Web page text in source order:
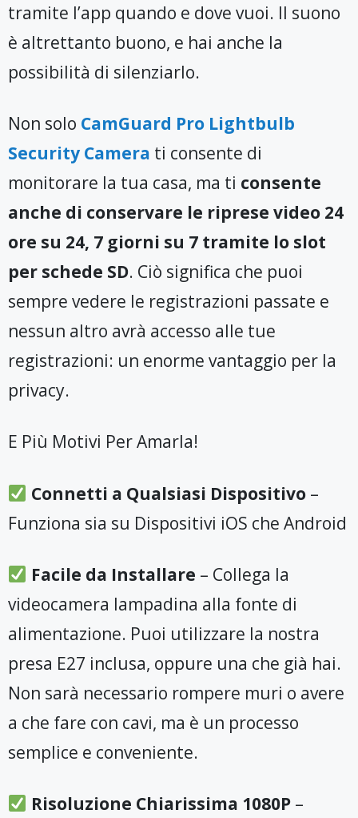
tramite l’app quando e dove vuoi. Il suono
è altrettanto buono, e hai anche la
possibilità di silenziarlo.
Non solo CamGuard Pro Lightbulb
Security Camera ti consente di
monitorare la tua casa, ma ti consente
anche di conservare le riprese video 24
ore su 24, 7 giorni su 7 tramite lo slot
per schede SD. Ciò significa che puoi
sempre vedere le registrazioni passate e
nessun altro avrà accesso alle tue
registrazioni: un enorme vantaggio per la
privacy.
E Più Motivi Per Amarla!
Connetti a Qualsiasi Dispositivo–
Funziona sia su Dispositivi iOS che Android
Facile da Installare – Collega la
videocamera lampadina alla fonte di
alimentazione. Puoi utilizzare la nostra
presa E27 inclusa, oppure una che già hai.
Non sarà necessario rompere muri o avere
a che fare con cavi, ma è un processo
semplice e conveniente.
Risoluzione Chiarissima 1080P–